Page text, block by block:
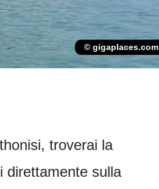
© gigaplaces.com
troverai la
direttamente sulla